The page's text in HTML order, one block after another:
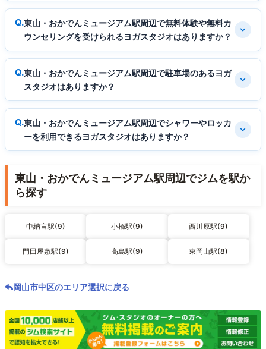
東山・おかでんミュージアム駅周辺で無料体験や無料カ
ウンセリングを受けられるヨガスタジオはありますか？
東山・おかでんミュージアム駅周辺で駐車場のあるヨガ
スタジオはありますか？
東山・おかでんミュージアム駅周辺でシャワーやロッカ
ーを利用できるヨガスタジオはありますか？
東山・おかでんミュージアム駅周辺でジムを駅か
ら探す
中納言駅(9) 小橋駅(9) 西川原駅(9)
門田屋敷駅(9) 高島駅(9) 東岡山駅(8)
岡山市中区のエリア選択に戻る